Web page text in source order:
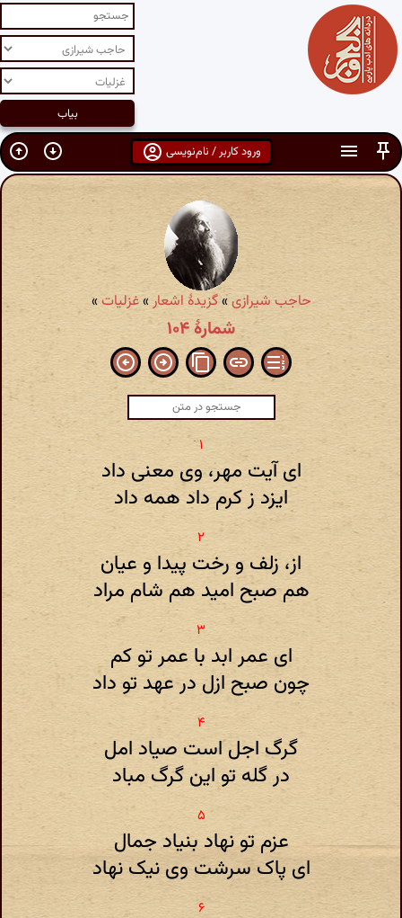
ورود کاربر / نام‌نویسی
حاجب شیرازی»گزیدهٔ اشعار»غزلیات»
شمارهٔ ۱۰۴
ای آیت مهر، وی معنی داد
ایزد ز کرم داد همه داد
از، زلف و رخت پیدا و عیان
هم صبح امید هم شام مراد
ای عمر ابد با عمر تو کم
چون صبح ازل در عهد تو داد
گرگ اجل است صیاد امل
در گله تو این گرگ مباد
عزم تو نهاد بنیاد جمال
ای پاک سرشت وی نیک نهاد